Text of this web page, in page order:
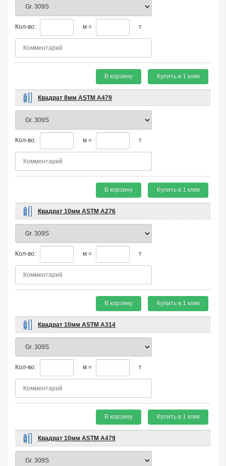
Кол-во: м = т
В корзину Купить в 1 клик
Квадрат 8мм ASTM A479
Кол-во: м = т
В корзину Купить в 1 клик
Квадрат 10мм ASTM A276
Кол-во: м = т
В корзину Купить в 1 клик
Квадрат 10мм ASTM A314
Кол-во: м = т
В корзину Купить в 1 клик
Квадрат 10мм ASTM A479